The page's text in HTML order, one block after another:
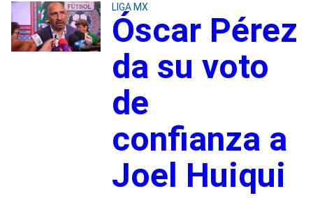
LIGA MX
Óscar Pérez
da su voto
de
confianza a
Joel Huiqui